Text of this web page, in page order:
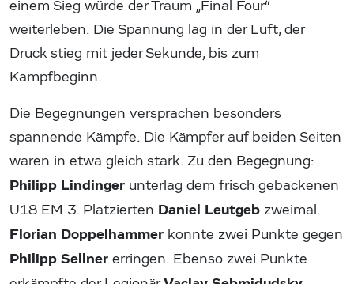
einem Sieg würde der Traum „Final Four“
weiterleben. Die Spannung lag in der Luft, der
Druck stieg mit jeder Sekunde, bis zum
Kampfbeginn.
Die Begegnungen versprachen besonders
spannende Kämpfe. Die Kämpfer auf beiden Seiten
waren in etwa gleich stark. Zu den Begegnung:
Philipp Lindinger unterlag dem frisch gebackenen
U18 EM 3. Platzierten Daniel Leutgeb zweimal.
Florian Doppelhammer konnte zwei Punkte gegen
Philipp Sellner erringen. Ebenso zwei Punkte